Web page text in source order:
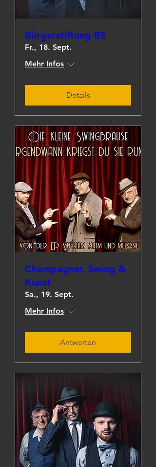
Bürgerstiftung BS
Fr., 18. Sept.
Mehr Infos
Details
Champagner, Swing &
Kunst
Sa., 19. Sept.
Mehr Infos
Antworten